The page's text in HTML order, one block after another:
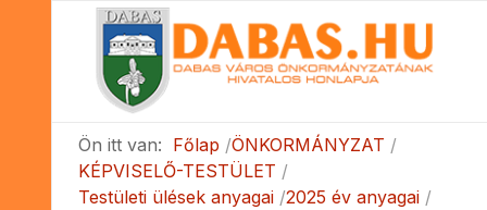
Ön itt van: Főlap ÖNKORMÁNYZAT
KÉPVISELŐ-TESTÜLET
Testületi ülések anyagai 2025 év anyagai